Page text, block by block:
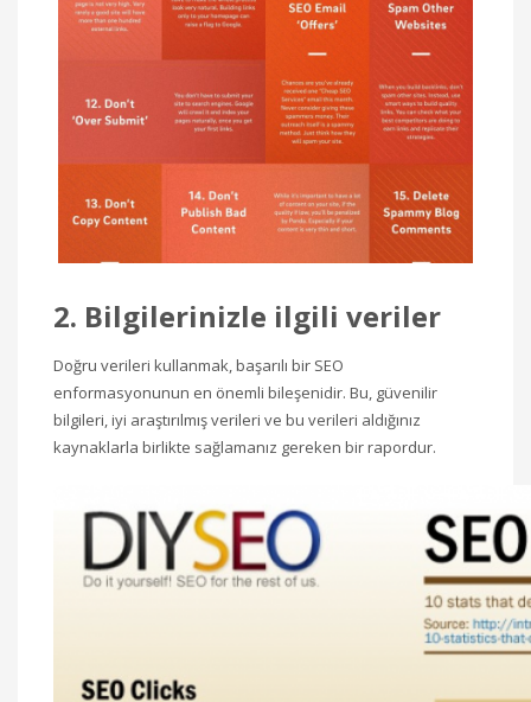
2. Bilgilerinizle ilgili veriler
Doğru verileri kullanmak, başarılı bir SEO
enformasyonunun en önemli bileşenidir. Bu, güvenilir
bilgileri, iyi araştırılmış verileri ve bu verileri aldığınız
kaynaklarla birlikte sağlamanız gereken bir rapordur.